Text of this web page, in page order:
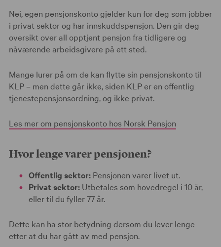
Nei, egen pensjonskonto gjelder kun for deg som jobber
i privat sektor og har innskuddspensjon. Den gir deg
oversikt over all opptjent pensjon fra tidligere og
nåværende arbeidsgivere på ett sted.
Mange lurer på om de kan flytte sin pensjonskonto til
KLP – men dette går ikke, siden KLP er en offentlig
tjenestepensjonsordning, og ikke privat.
Les mer om pensjonskonto hos Norsk Pensjon
Hvor lenge varer pensjonen?
Offentlig sektor: Pensjonen varer livet ut.
Privat sektor: Utbetales som hovedregel i 10 år,
eller til du fyller 77 år.
Dette kan ha stor betydning dersom du lever lenge
etter at du har gått av med pensjon.